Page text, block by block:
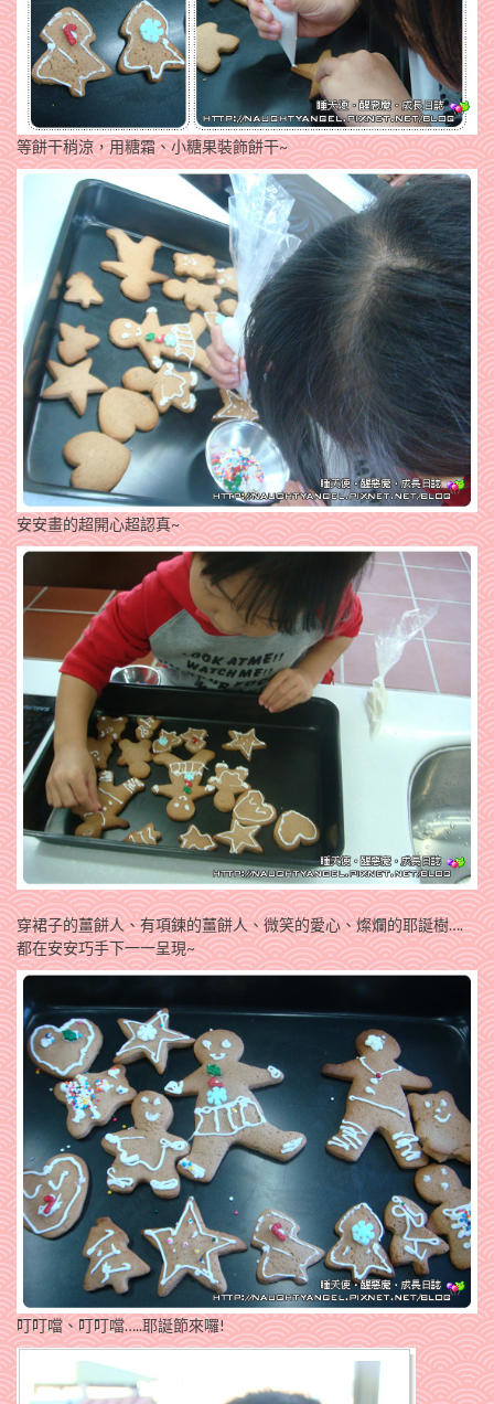
等餅干稍涼，用糖霜、小糖果裝飾餅干~
安安畫的超開心超認真~
穿裙子的薑餅人、有項鍊的薑餅人、微笑的愛心、燦爛的耶誕樹….
都在安安巧手下一一呈現~
叮叮噹、叮叮噹…..耶誕節來囉!